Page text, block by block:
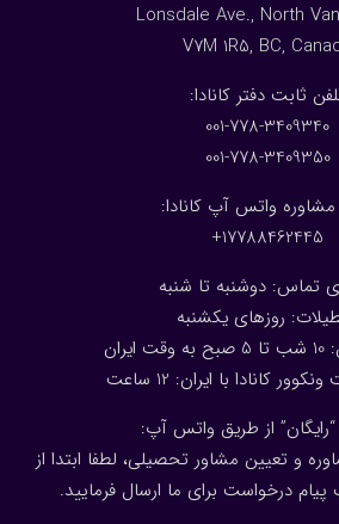
Lonsdale Ave., North
V7M 1R5, BC,
ثابت دفتر کانادا
001-778-3409340
001-778-3409350
واتس آپ کانادا:
17788462445+
تماس: دوشنبه تا شنبه
روزهای یکشنبه
کانادا با ایران: 1 2 ساعت
از طریق واتس آپ:
و تعیین مشاور تحصیلی، لطفا ابتدا از
درخواست برای ما ارسال فرمایید.